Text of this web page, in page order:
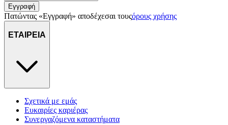
Εγγραφή
Πατώντας «Εγγραφή» αποδέχεσαι τουςόρους χρήσης
ΕΤΑΙΡΕΙΑ
Σχετικά με εμάς
Ευκαιρίες καριέρας
Συνεργαζόμενα καταστήματα